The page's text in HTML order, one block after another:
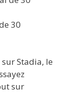
30
Stadia, le
sur